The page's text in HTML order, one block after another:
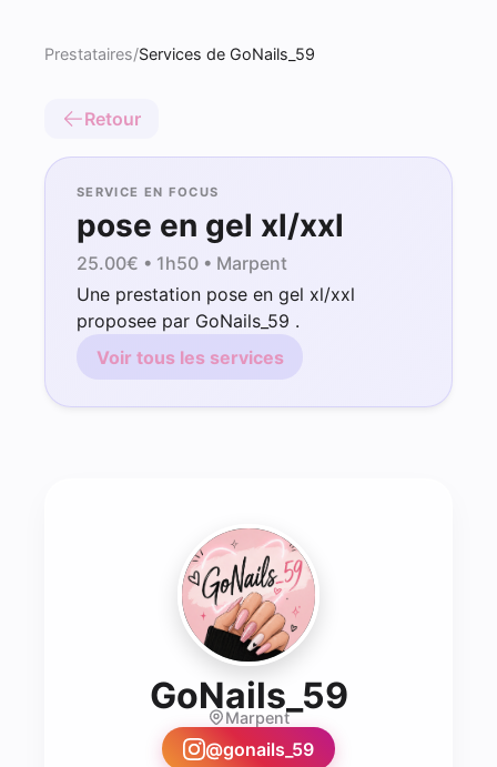
Prestataires/Services de GoNails_59
Retour
SERVICE EN FOCUS
pose en gel xl/xxl
25.00€ • 1h50 • Marpent
Une prestation pose en gel xl/xxl
proposee par GoNails_59 .
Voir tous les services
GoNails_59-
Marpent
@gonails_59